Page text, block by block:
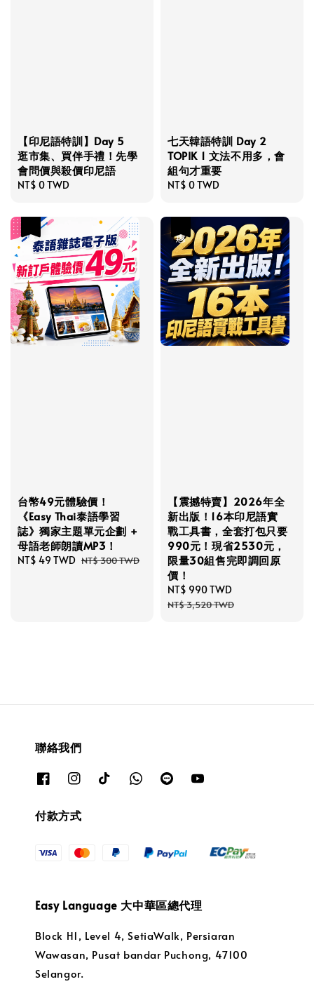
【印尼語特訓】Day 5
逛市集、買伴手禮！先學
會問價與殺價印尼語
Regular
NT$ 0 TWD
七天韓語特訓 Day 2
TOPIK 1 文法不用多，會
組句才重要
Regular
NT$ 0 TWD
台幣49元體驗價！
《Easy Thai泰語學習
誌》獨家主題單元企劃 +
母語老師朗讀MP3！
Sale
NT$ 49 TWD Regular
NT$ 300 TWD
【震撼特賣】2026年全
新出版！16本印尼語實
戰工具書，全套打包只要
990元！現省2530元，
限量30組售完即調回原
價！
Sale
price
NT$ 990 TWD
NT$ 3,520 TWD
聯絡我們
付款方式
Easy Language 大中華區總代理
Block H1, Level 4, SetiaWalk, Persiaran
Wawasan, Pusat bandar Puchong, 47100
Selangor.